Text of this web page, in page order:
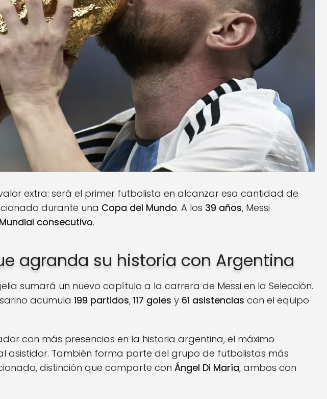
extra: será el primer futbolista en alcanzar esa cantidad de
durante una Copa del Mundo. A los 39 años, Messi
consecutivo.
agranda su historia con Argentina
sumará un nuevo capítulo a la carrera de Messi en la Selección.
acumula 199 partidos, 117 goles y 61 asistencias con el equipo
con más presencias en la historia argentina, el máximo
asistidor. También forma parte del grupo de futbolistas más
distinción que comparte con Ángel Di María, ambos con